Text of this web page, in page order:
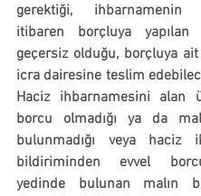
gerektiği, ihbarnamenin
itibaren borçluya yapılan
geçersiz olduğu, borçluya
icra dairesine teslim
Haciz ihbarnamesini alan
borcu olmadığı ya da
bulunmadığı veya haciz
bildiriminden evvel
yedinde bulunan malın